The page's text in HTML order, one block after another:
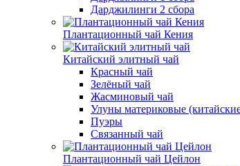
Дарджилинги 2 сбора
Плантационный чай Кения
Китайский элитный чай
Красный чай
Зелёный чай
Жасминовый чай
Улуны материковые
Пуэры
Связанный чай
Плантационный чай Цейлон